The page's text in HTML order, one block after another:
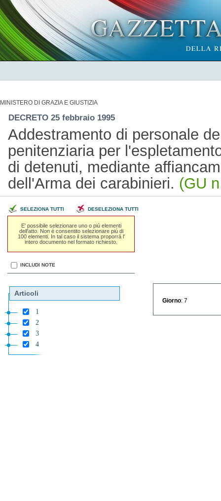
MINISTERO DI GRAZIA E GIUSTIZIA
DECRETO 25 febbraio 1995
Addestramento di personale
penitenziaria per
di detenuti, mediante
dell'Arma dei carabinieri. (GU
SELEZIONA TUTTI DESELEZIONA TUTTI
E' possibile selezionare uno o piú elementi
dell'atto. Non é consentito selezionare piú di
100 elementi. In tal caso il sistema proporrá l'
intero documento nel formato richiesto.
INCLUDI NOTE
Articoli
1
2
3
4
Giorno : 7